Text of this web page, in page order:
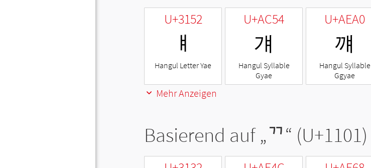
U+3152
ㅒ
Hangul Letter Yae
U+AC54
걔
Hangul Syllable
Gyae
U+AEA0
꺠
Hangul Syllable
Ggyae
Mehr Anzeigen
Basierend auf „ᄁ“ (U+1101)